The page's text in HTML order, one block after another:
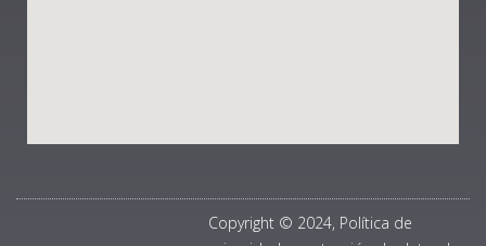
Copyright © 2024, Política de